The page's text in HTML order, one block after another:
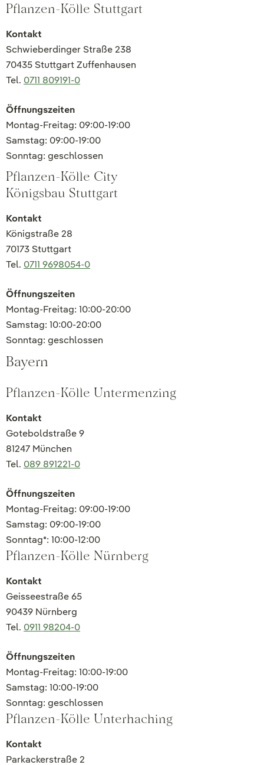
Pflanzen-Kölle Stuttgart
Kontakt
Schwieberdinger Straße 238
70435 Stuttgart Zuffenhausen
Tel. 0711 809191-0
Öffnungszeiten
Montag-Freitag: 09:00-19:00
Samstag: 09:00-19:00
Sonntag: geschlossen
Pflanzen-Kölle City
Königsbau Stuttgart
Kontakt
Königstraße 28
70173 Stuttgart
Tel. 0711 9698054-0
Öffnungszeiten
Montag-Freitag: 10:00-20:00
Samstag: 10:00-20:00
Sonntag: geschlossen
Bayern
Pflanzen-Kölle Untermenzing
Kontakt
Goteboldstraße 9
81247 München
Tel. 089 891221-0
Öffnungszeiten
Montag-Freitag: 09:00-19:00
Samstag: 09:00-19:00
Sonntag*: 10:00-12:00
Pflanzen-Kölle Nürnberg
Kontakt
Geisseestraße 65
90439 Nürnberg
Tel. 0911 98204-0
Öffnungszeiten
Montag-Freitag: 10:00-19:00
Samstag: 10:00-19:00
Sonntag: geschlossen
Pflanzen-Kölle Unterhaching
Kontakt
Parkackerstraße 2